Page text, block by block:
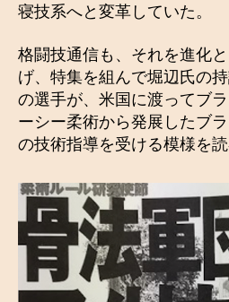
寝技系へと変革していた。
格闘技通信も、それを進化
げ、特集を組んで堀辺氏の
の選手が、米国に渡ってブ
ーシー柔術から発展したブ
の技術指導を受ける模様を読